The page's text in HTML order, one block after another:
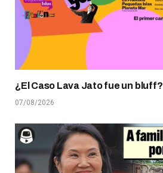
¿El Caso Lava Jato fue un bluff?
07/08/2026